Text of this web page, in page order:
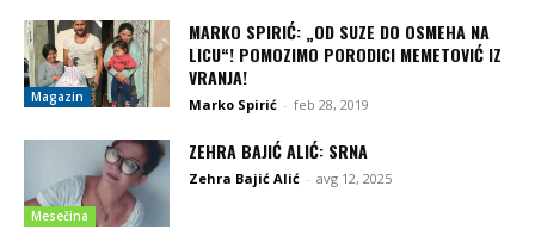
Magazin
MARKO SPIRIĆ: „OD SUZE DO OSMEHA NA
LICU“! POMOZIMO PORODICI MEMETOVIĆ IZ
VRANJA!
Marko Spirić - feb 28, 2019
Mesečina
ZEHRA BAJIĆ ALIĆ: SRNA
Zehra Bajić Alić - avg 12, 2025